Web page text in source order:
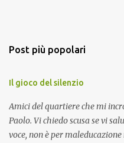
Post più popolari
Il gioco del silenzio
Amici del quartiere che mi
Paolo. Vi chiedo scusa se vi
voce, non è per